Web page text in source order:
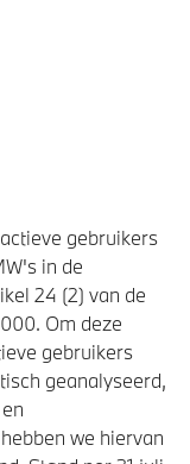
gebruikers
in de
24 (2) van de
Om deze
gebruikers
geanalyseerd,
we hiervan